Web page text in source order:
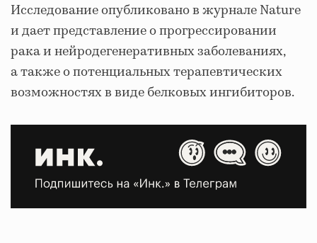
Исследование опубликовано в журнале Nature
и дает представление о прогрессировании
рака и нейродегенеративных заболеваниях,
а также о потенциальных терапевтических
возможностях в виде белковых ингибиторов.